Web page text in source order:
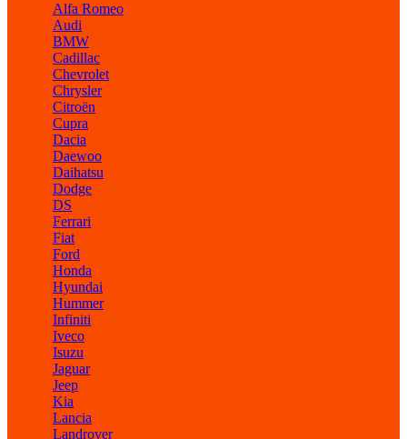
Alfa Romeo
Audi
BMW
Cadillac
Chevrolet
Chrysler
Citroën
Cupra
Dacia
Daewoo
Daihatsu
Dodge
DS
Ferrari
Fiat
Ford
Honda
Hyundai
Hummer
Infiniti
Iveco
Isuzu
Jaguar
Jeep
Kia
Lancia
Landrover